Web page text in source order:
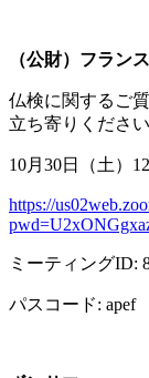
（公財）フラン
仏検に関するご
立ち寄りください
10月 30日（土）
https://
ミーティングID:
パスコード: apef